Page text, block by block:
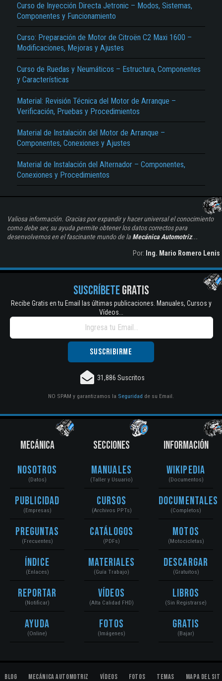
Curso de Inyección Directa Jetronic – Modos, Sistemas,
Componentes y Funcionamiento
Curso: Preparación de Motor de Citroën C2 Maxi 1600 –
Modificaciones, Mejoras y Ajustes
Curso de Ruedas y Neumáticos – Estructura, Componentes
y Características
Material: Revisión Técnica del Motor de Arranque –
Verificación, Pruebas y Procedimientos
Material de Instalación del Motor de Arranque –
Componentes, Conexiones y Ajustes
Material de Instalación del Alternador – Componentes,
Conexiones y Procedimientos
Valiosa información. Gracias por expandir y hacer universal el conocimiento
como debe ser, su ayuda permite obtener los datos correctos para
desenvolvernos en el fascinante mundo de la Mecánica Automotriz...
Por: Ing. Mario Romero Lenis
SUSCRÍBETEGRATIS
Recibe Gratis en tu Email las últimas publicaciones. Manuales, Cursos y
Vídeos...
31,886 Suscritos
NO SPAM y garantizamos la Seguridad de su Email.
MECÁNICA
Nosotros
(Datos)
Publicidad
(Empresas)
Preguntas
(Frecuentes)
Índice
(Enlaces)
Reportar
(Notificar)
Ayuda
(Online)
SECCIONES
Manuales
(Taller y Usuario)
Cursos
(Archivos PPTs)
Catálogos
(PDFs)
Materiales
(Guía Trabajo)
Vídeos
(Alta Calidad FHD)
Fotos
(Imágenes)
INFORMACIÓN
Wikipedia
(Documentos)
Documentales
(Completos)
Motos
(Motocicletas)
Descargar
(Gratuitos)
Libros
(Sin Registrarse)
Gratis
(Bajar)
Blog Mecánica Automotriz Vídeos Fotos Temas Mapa del